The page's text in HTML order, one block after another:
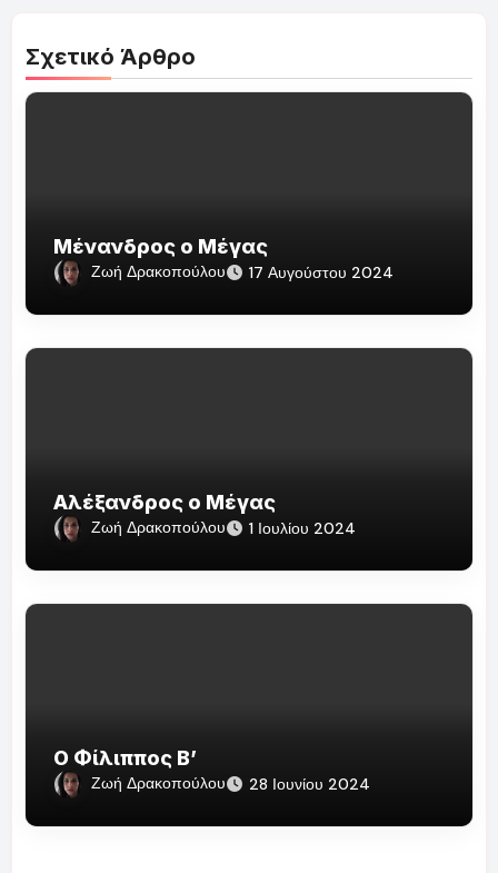
Σχετικό Άρθρο
Μένανδρος ο Μέγας
Ζωή Δρακοπούλου 17 Αυγούστου 2024
Αλέξανδρος ο Μέγας
Ζωή Δρακοπούλου 1 Ιουλίου 2024
Ο Φίλιππος Β’
Ζωή Δρακοπούλου 28 Ιουνίου 2024